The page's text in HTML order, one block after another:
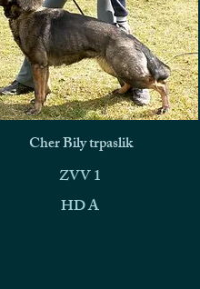
Cher Bily trpaslik
ZVV 1
HD A